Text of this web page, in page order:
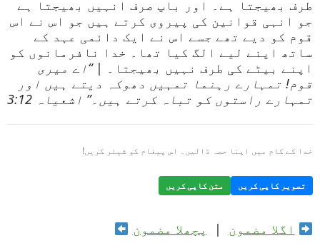
طرف بھیجتا ہے۔ اور باپ صرف انہیں بھیجتا ہے
جو انہی قوانین کی پیروی کرتے ہیں جو اس نے اس
قوم کو دیے تھے جسے اس نے ایک دائمی عہد کے
ساتھ اپنے لیے الگ کیا تھا۔ خدا نافرمانوں کو
اپنے بیٹے کی طرف نہیں بھیجتا۔ |“اے میری
قوم! تمہارے رہنما تمہیں دھوکہ دیتے ہیں اور
تمہارے راستوں کو تباہ کرتے ہیں۔” اشعیاہ 3:12
خدا کے کام میں اپنا حصہ ڈالیں۔ اس پیغام کو شیئر کریں!
تصویر کاپی کریں متن کاپی کریں
اگلا مضمون | پچھلا مضمون